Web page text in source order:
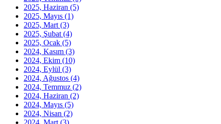
2025, Haziran (5)
2025, Mayıs (1)
2025, Mart (3)
2025, Şubat (4)
2025, Ocak (5)
2024, Kasım (3)
2024, Ekim (10)
2024, Eylül (3)
2024, Ağustos (4)
2024, Temmuz (2)
2024, Haziran (2)
2024, Mayıs (5)
2024, Nisan (2)
2024, Mart (3)